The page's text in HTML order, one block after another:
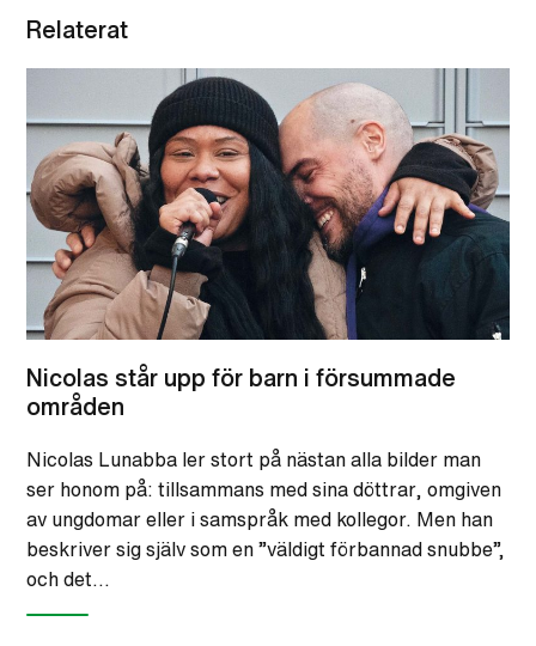
Relaterat
Nicolas står upp för barn i försummade
områden
Nicolas Lunabba ler stort på nästan alla bilder man
ser honom på: tillsammans med sina döttrar, omgiven
av ungdomar eller i samspråk med kollegor. Men han
beskriver sig själv som en ”väldigt förbannad snubbe”,
och det…